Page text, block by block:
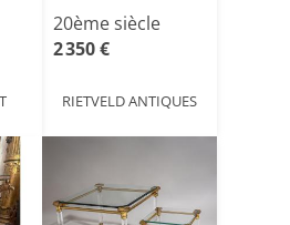
20ème siècle
2 350 €
RIETVELD ANTIQUES